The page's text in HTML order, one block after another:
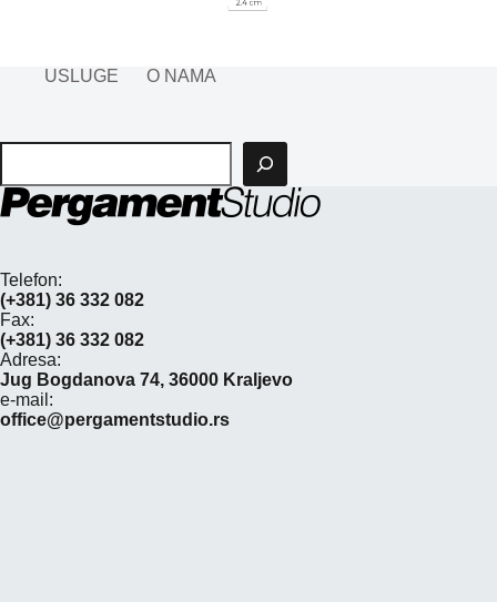
USLUGE O NAMA
Pretraga
Telefon:
(+381) 36 332 082
Fax:
(+381) 36 332 082
Adresa:
Jug Bogdanova 74, 36000 Kraljevo
e-mail:
office@pergamentstudio.rs